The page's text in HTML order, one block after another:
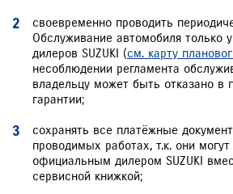
своевременно проводить
Обслуживание автомобиля только
дилеров SUZUKI (см. карту
несоблюдении регламента
владельцу может быть отказано в
гарантии;
сохранять все платёжные
проводимых работах, т.к. они
официальным дилером SUZUKI
сервисной книжкой;